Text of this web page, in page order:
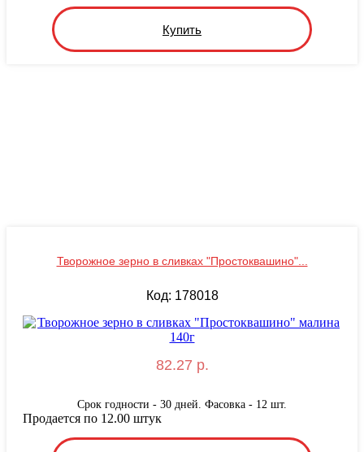
Купить
Творожное зерно в сливках "Простоквашино"...
Код: 178018
82.27 р.
Срок годности - 30 дней. Фасовка - 12 шт.
Продается по 12.00 штук